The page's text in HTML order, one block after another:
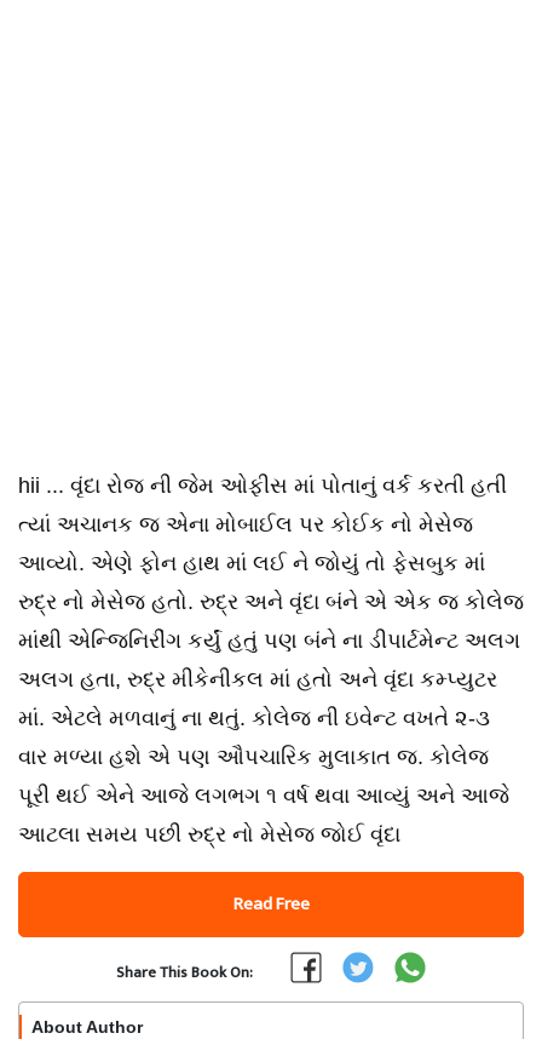
hii ... વૃંદા રોજ ની જેમ ઓફીસ માં પોતાનું વર્ક કરતી હતી
ત્યાં અચાનક જ એના મોબાઈલ પર કોઈક નો મેસેજ
આવ્યો. એણે ફોન હાથ માં લઈ ને જોયું તો ફેસબુક માં
રુદ્ર નો મેસેજ હતો. રુદ્ર અને વૃંદા બંને એ એક જ કોલેજ
માંથી એન્જિનિરીંગ કર્યું હતું પણ બંને ના ડીપાર્ટમેન્ટ અલગ
અલગ હતા, રુદ્ર મીકેનીકલ માં હતો અને વૃંદા કમ્પ્યુટર
માં. એટલે મળવાનું ના થતું. કોલેજ ની ઇવેન્ટ વખતે ૨-૩
વાર મળ્યા હશે એ પણ ઔપચારિક મુલાકાત જ. કોલેજ
પૂરી થઈ એને આજે લગભગ ૧ વર્ષ થવા આવ્યું અને આજે
આટલા સમય પછી રુદ્ર નો મેસેજ જોઈ વૃંદા
Read Free
Share This Book On:
About Author